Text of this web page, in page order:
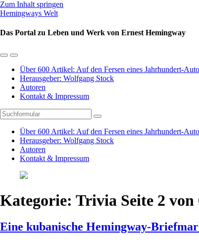
Zum Inhalt springen
Hemingways Welt
Das Portal zu Leben und Werk von Ernest Hemingway
Mobil-
umschalten
Suchfeld
umschalten
Über 600 Artikel: Auf den Fersen eines Jahrhundert-
Herausgeber: Wolfgang Stock
Autoren
Kontakt & Impressum
Suchen
Über 600 Artikel: Auf den Fersen eines Jahrhundert-
Herausgeber: Wolfgang Stock
Autoren
Kontakt & Impressum
Kategorie: Trivia Seite 2 von
Eine kubanische Hemingway-